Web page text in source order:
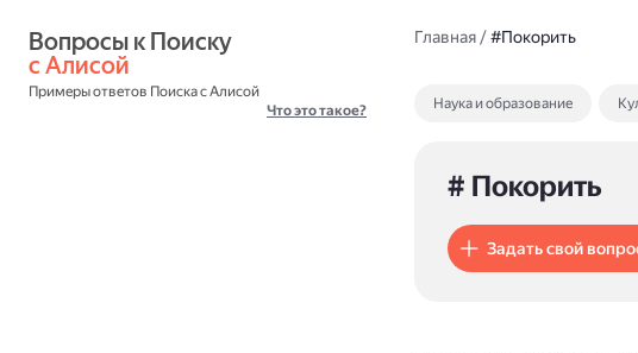
с Алисой
Примеры ответов Поиска с Алисой
Что это такое?
Главная/#Покорить
Наука и образование
# Покорить
Задать свой